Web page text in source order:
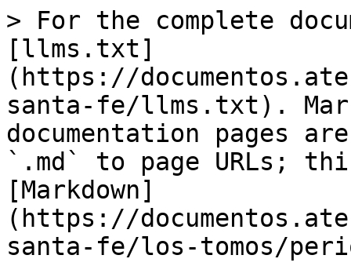
> For the complete
[llms.txt]
(https://
santa-fe/llms.txt).
documentation pages
`.md` to page URLs;
[Markdown]
(https://
santa-fe/los-tomos/